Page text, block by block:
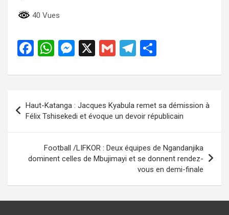
40 Vues
F
ce
o
o
W
at
A
p
p
M
se
n
g
er
X
G
ail
T
e
a
m
ta
er
de
l’article
Haut-Katanga : Jacques Kyabula remet sa démission à
Félix Tshisekedi et évoque un devoir républicain
Football /LIFKOR : Deux équipes de Ngandanjika
dominent celles de Mbujimayi et se donnent rendez-
vous en demi-finale